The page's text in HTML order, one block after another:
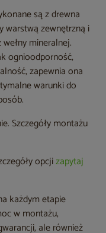
są z drewna
warstwą zewnętrzną i
mineralnej.
ognioodporność,
zapewnia ona
warunki do
Szczegóły montażu
opcjizapytaj
każdym etapie
w montażu,
ale również